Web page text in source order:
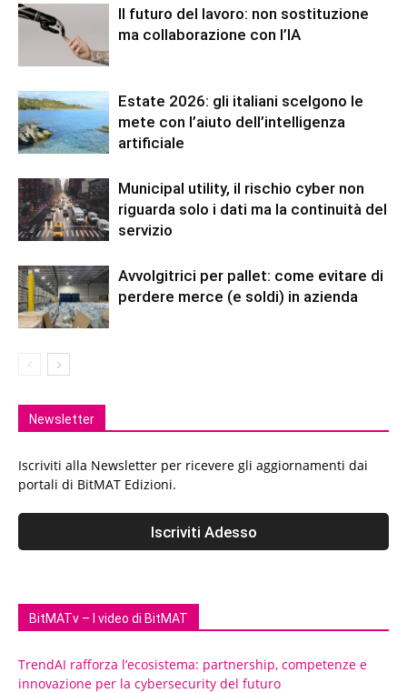
Il futuro del lavoro: non sostituzione
ma collaborazione con l’IA
Estate 2026: gli italiani scelgono le
mete con l’aiuto dell’intelligenza
artificiale
Municipal utility, il rischio cyber non
riguarda solo i dati ma la continuità del
servizio
Avvolgitrici per pallet: come evitare di
perdere merce (e soldi) in azienda
Newsletter
Iscriviti alla Newsletter per ricevere gli aggiornamenti dai
portali di BitMAT Edizioni.
BitMATv – I video di BitMAT
TrendAI rafforza l’ecosistema: partnership, competenze e
innovazione per la cybersecurity del futuro